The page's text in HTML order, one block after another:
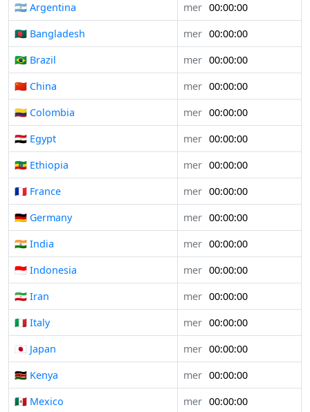
🇦🇷 Argentina
mer 00:00:00
🇧🇩 Bangladesh
mer 00:00:00
🇧🇷 Brazil
mer 00:00:00
🇨🇳 China
mer 00:00:00
🇨🇴 Colombia
mer 00:00:00
🇪🇬 Egypt
mer 00:00:00
🇪🇹 Ethiopia
mer 00:00:00
🇫🇷 France
mer 00:00:00
🇩🇪 Germany
mer 00:00:00
🇮🇳 India
mer 00:00:00
🇮🇩 Indonesia
mer 00:00:00
🇮🇷 Iran
mer 00:00:00
🇮🇹 Italy
mer 00:00:00
🇯🇵 Japan
mer 00:00:00
🇰🇪 Kenya
mer 00:00:00
🇲🇽 Mexico
mer 00:00:00